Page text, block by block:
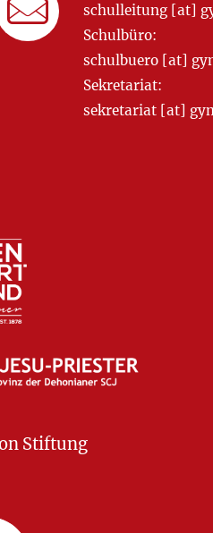
schulleitung [at]
Schulbüro:
schulbuero [at]
Sekretariat:
sekretariat [at]
Stiftung